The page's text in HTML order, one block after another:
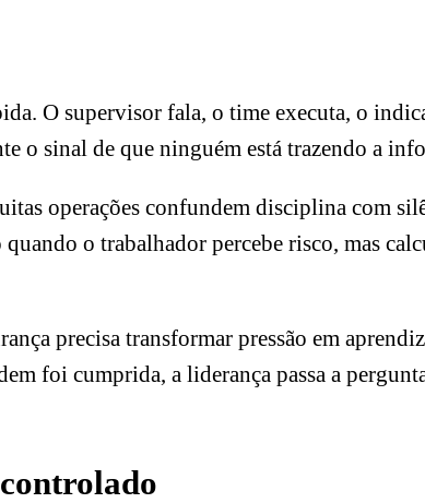
O supervisor fala, o time executa, o
o sinal de que ninguém está trazendo a
operações confundem disciplina com
o trabalhador percebe risco, mas
precisa transformar pressão em
foi cumprida, a liderança passa a